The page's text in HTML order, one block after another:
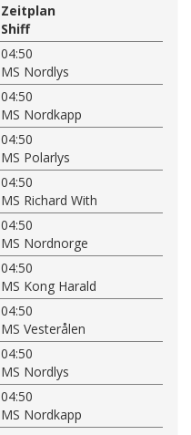
Zeitplan
Shiff
04:50
MS Nordlys
04:50
MS Nordkapp
04:50
MS Polarlys
04:50
MS Richard With
04:50
MS Nordnorge
04:50
MS Kong Harald
04:50
MS Vesterålen
04:50
MS Nordlys
04:50
MS Nordkapp